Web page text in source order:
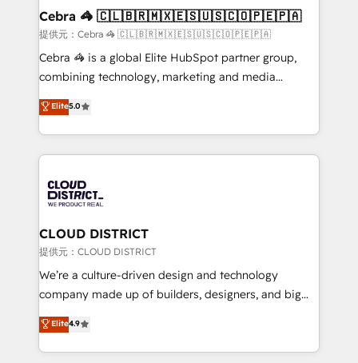
CS: 245% organic growth & +751% new visitors for a
full-funnel HubSpot project ✨ CS: 415% conversion
boost with a new HubSpot site Recognized leaders:
🏆 HubSpot Platform Migration Impact Award 🏆
Inbound Campaign of the Year 🏆 Gold AVA Digital
Award for Best Website 🌟 Accreditations: CRM
Cebra 🦓 🇨🇱🇧🇷🇲🇽🇪🇸🇺🇸🇨🇴🇵🇪🇵🇦
提供元：Cebra 🦓 🇨🇱🇧🇷🇲🇽🇪🇸🇺🇸🇨🇴🇵🇪🇵🇦
Cebra 🦓 is a global Elite HubSpot partner group,
combining technology, marketing and media
expertise across Latin America and Southern
Europe, with teams across 7 countries. Born in Chile,
we combine local insight with international reach to
help businesses grow through technology, creativity,
500+ HubSpot implementations, building end-to-
end solutions that integrate CRM, AI automation,
inbound and loop marketing, content, and digital
creativity. Our multicultural team works in Spanish,
Portuguese, and English to design scalable strategies
that drive measurable growth. 🌎 Highlights: • 10+
Platform Migration Excellence. • Top 3 Partner of the
Year LATAM 2022, 2023, 2024, 2025. • Partner of the
Elite5.0
CLOUD DISTRICT
提供元：CLOUD DISTRICT
We’re a culture-driven design and technology
company made up of builders, designers, and big
thinkers. We blend strategy, design, and
development—always fueled by curiosity—to turn
ideas, opportunities, and challenges into meaningful
Elite4.9